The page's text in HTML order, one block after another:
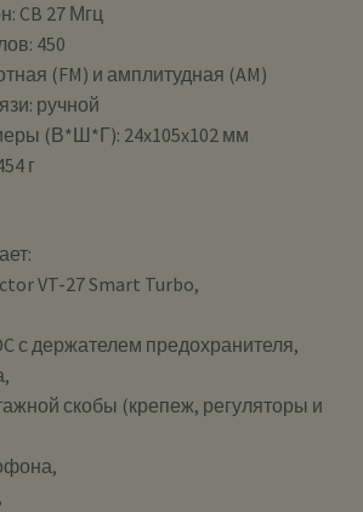
CB 27 Мгц
450
(FM) и амплитудная (AM)
ручной
(В*Ш*Г): 24x105x102 мм
г
VT-27 Smart Turbo,
с держателем предохранителя,
скобы (крепеж, регуляторы и